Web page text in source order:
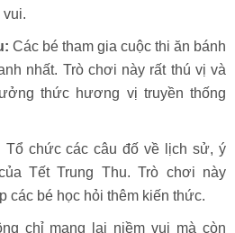
Các bé tham gia cuộc thi ăn bánh
nhất. Trò chơi này rất thú vị và
thức hương vị truyền thống
Tổ chức các câu đố về lịch sử, ý
Tết Trung Thu. Trò chơi này
các bé học hỏi thêm kiến thức.
chỉ mang lại niềm vui mà còn